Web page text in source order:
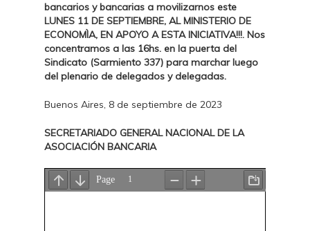
bancarios y bancarias a movilizarnos este
LUNES 11 DE SEPTIEMBRE, AL MINISTERIO DE
ECONOMÌA, EN APOYO A ESTA INICIATIVA!!!. Nos
concentramos a las 16hs. en la puerta del
Sindicato (Sarmiento 337) para marchar luego
del plenario de delegados y delegadas.
Buenos Aires, 8 de septiembre de 2023
SECRETARIADO GENERAL NACIONAL DE LA
ASOCIACIÓN BANCARIA